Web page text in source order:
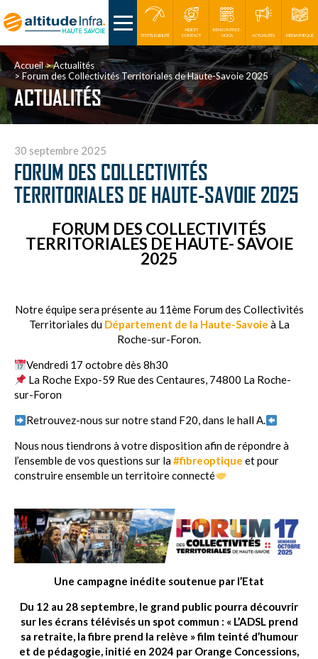
TEST ÉLIGIBILITÉ
AIDE ET
CONTACT
RENCONTREZ-
NOUS
ACTUALITÉS MÉDIATHÈQUE
Accueil
Actualités
Forum des Collectivités Territoriales de Haute-Savoie 2025
ACTUALITÉS
30 septembre 2025
FORUM DES COLLECTIVITÉS
TERRITORIALES DE HAUTE-SAVOIE 2025
FORUM DES COLLECTIVITÉS
TERRITORIALES DE HAUTE- SAVOIE
2025
Notre équipe sera présente au 11ème Forum des Collectivités
Territoriales du Département de la Haute-Savoie à La
Roche-sur-Foron.
Vendredi 17 octobre dès 8h30
La Roche Expo-59 Rue des Centaures, 74800 La Roche-
sur-Foron
Retrouvez-nous sur notre stand F20, dans le hall A.
Nous nous tiendrons à votre disposition afin de répondre à
l’ensemble de vos questions sur la#fibreoptique et pour
construire ensemble un territoire connecté
Une campagne inédite soutenue par l’Etat
Du 12 au 28 septembre, le grand public pourra découvrir
sur les écrans télévisés un spot commun : « L’ADSL prend
sa retraite, la fibre prend la relève » film teinté d’humour
et de pédagogie, initié en 2024 par Orange Concessions,